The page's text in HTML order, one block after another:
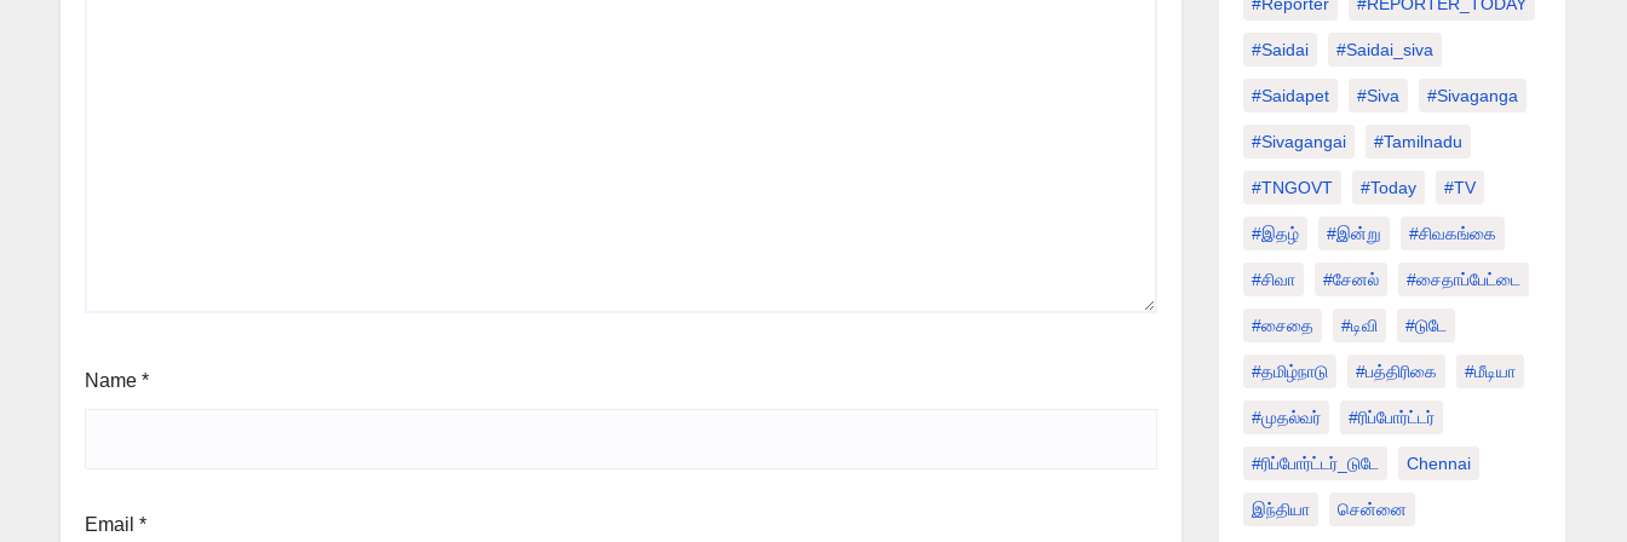
Name *
Email *
#saidai #saidai_siva
#saidapet #Siva #Sivaganga
#sivagangai #tamilnadu
#TNGOVT #today #TV
#இதழ் #இன்று #சிவகங்கை
#சிவா #சேனல் #சைதாப்பேட்டை
#சைதை #டிவி #டுடே
#தமிழ்நாடு #பத்திரிகை #மீடியா
#முதல்வர் #ரிப்போர்ட்டர்
#ரிப்போர்ட்டர்_டுடே Chennai
இந்தியா சென்னை